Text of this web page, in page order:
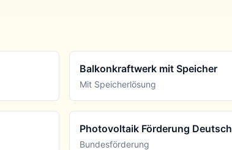
Balkonkraftwerk mit Speicher
Mit Speicherlösung
Photovoltaik Förderung
Bundesförderung